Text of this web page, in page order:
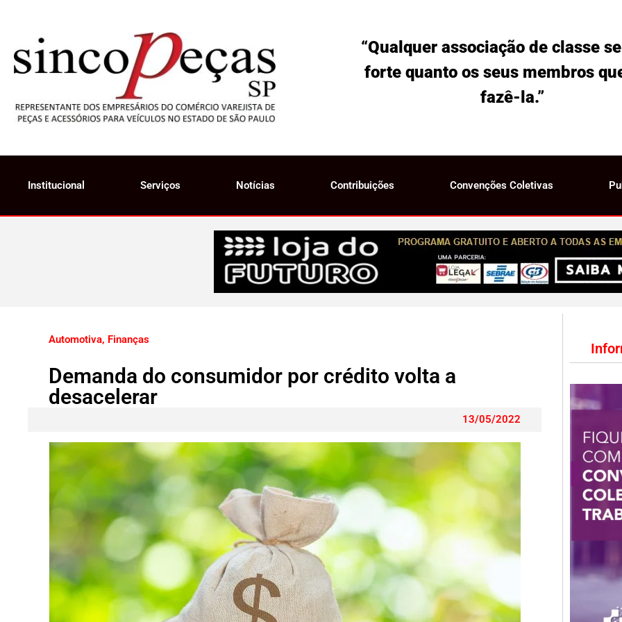
“Qualquer associação de classe
forte quanto os seus membros
fazê-la.”
Institucional Serviços Notícias Contribuições Convenções Coletivas
Automotiva, Finanças
Demanda do consumidor por crédito volta a
desacelerar
13/05/2022